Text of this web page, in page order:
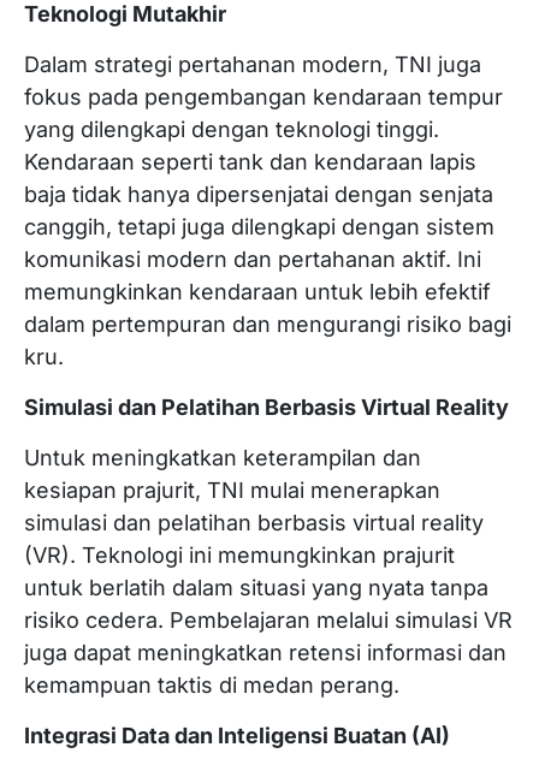
Teknologi Mutakhir
Dalam strategi pertahanan modern, TNI juga
fokus pada pengembangan kendaraan tempur
yang dilengkapi dengan teknologi tinggi.
Kendaraan seperti tank dan kendaraan lapis
baja tidak hanya dipersenjatai dengan senjata
canggih, tetapi juga dilengkapi dengan sistem
komunikasi modern dan pertahanan aktif. Ini
memungkinkan kendaraan untuk lebih efektif
dalam pertempuran dan mengurangi risiko bagi
kru.
Simulasi dan Pelatihan Berbasis Virtual Reality
Untuk meningkatkan keterampilan dan
kesiapan prajurit, TNI mulai menerapkan
simulasi dan pelatihan berbasis virtual reality
(VR). Teknologi ini memungkinkan prajurit
untuk berlatih dalam situasi yang nyata tanpa
risiko cedera. Pembelajaran melalui simulasi VR
juga dapat meningkatkan retensi informasi dan
kemampuan taktis di medan perang.
Integrasi Data dan Inteligensi Buatan (AI)